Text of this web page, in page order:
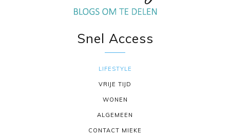
Snel Access
LIFESTYLE
VRIJE TIJD
WONEN
ALGEMEEN
CONTACT MIEKE